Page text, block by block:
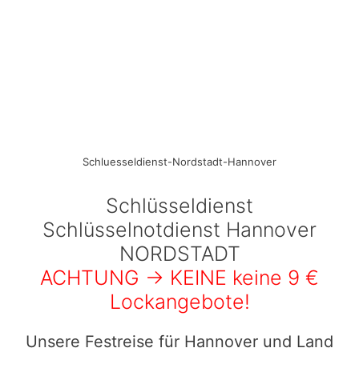
Schluesseldienst-Nordstadt-Hannover
Schlüsseldienst
Schlüsselnotdienst Hannover
NORDSTADT
ACHTUNG -> KEINE keine 9 €
Lockangebote!
Unsere Festreise für Hannover und Land